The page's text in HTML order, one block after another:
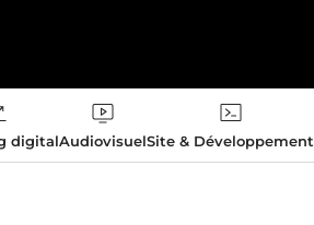
digitalAudiovisuelSite & Développement